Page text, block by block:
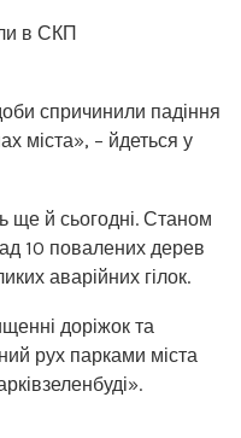
в СКП
спричинили падіння
міста», – йдеться у
ще й сьогодні. Станом
10 повалених дерев
аварійних гілок.
доріжок та
рух парками міста